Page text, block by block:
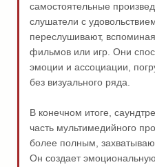
самостоятельные
слушатели с
переслушивают,
фильмов или игр. Они
эмоции и ассоциации,
без визуального ряда.
В конечном итоге,
часть мультимедийного
более полным,
Он создает